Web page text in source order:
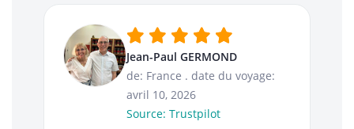
Jean-Paul GERMOND
de: France . date du voyage:
avril 10, 2026
Source: Trustpilot